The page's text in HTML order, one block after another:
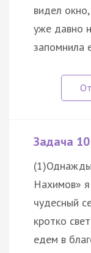
видел
уже давно
запомнила
Задача
Нахимов»
чудесный
кротко
едем в